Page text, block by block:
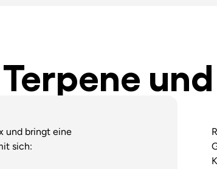
Terpene
und bringt eine
sich: